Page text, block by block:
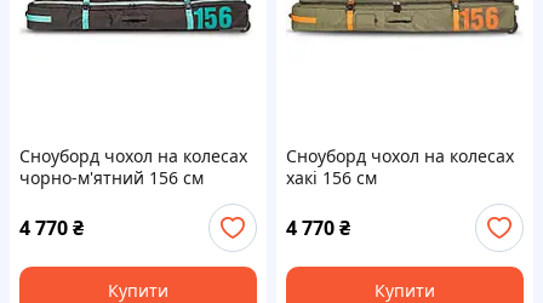
Сноуборд чохол на колесах
чорно-м'ятний 156 см
4 770₴
Купити
Сноуборд чохол на колесах
хакі 156 см
4 770₴
Купити